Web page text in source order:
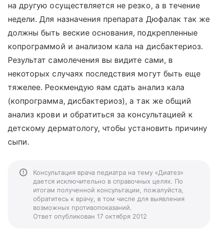
на другую осуществляется не резко, а в течение
недели. Для назначения препарата Дюфалак так же
должны быть веские основания, подкрепленные
копрограммой и анализом кала на дисбактериоз.
Результат самолечения вы видите сами, в
некоторых случаях последствия могут быть еще
тяжелее. Реокмендую яам сдать анализ кала
(копрограмма, дисбактериоз), а так же общий
анализ крови и обратиться за консультацией к
детскому дерматологу, чтобы установить причину
сыпи.
Консультация врача педиатра на тему «Диатез»
дается исключительно в справочных целях. По
итогам полученной консультации, пожалуйста,
обратитесь к врачу, в том числе для выявления
возможных противопоказаний.
Ответ опубликован 17 октября 2012